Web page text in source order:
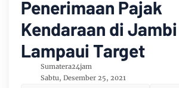
Penerimaan Pajak
Kendaraan di Jambi
Lampaui Target
Sumatera24jam
Sabtu, Desember 25, 2021